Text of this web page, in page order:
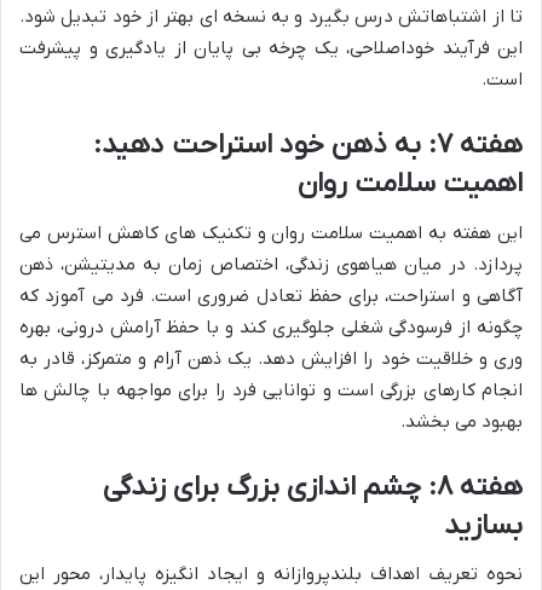
تا از اشتباهاتش درس بگیرد و به نسخه ای بهتر از خود تبدیل شود.
این فرآیند خوداصلاحی، یک چرخه بی پایان از یادگیری و پیشرفت
است.
هفته ۷: به ذهن خود استراحت دهید:
اهمیت سلامت روان
این هفته به اهمیت سلامت روان و تکنیک های کاهش استرس می
پردازد. در میان هیاهوی زندگی، اختصاص زمان به مدیتیشن، ذهن
آگاهی و استراحت، برای حفظ تعادل ضروری است. فرد می آموزد که
چگونه از فرسودگی شغلی جلوگیری کند و با حفظ آرامش درونی، بهره
وری و خلاقیت خود را افزایش دهد. یک ذهن آرام و متمرکز، قادر به
انجام کارهای بزرگی است و توانایی فرد را برای مواجهه با چالش ها
بهبود می بخشد.
هفته ۸: چشم اندازی بزرگ برای زندگی
بسازید
نحوه تعریف اهداف بلندپروازانه و ایجاد انگیزه پایدار، محور این